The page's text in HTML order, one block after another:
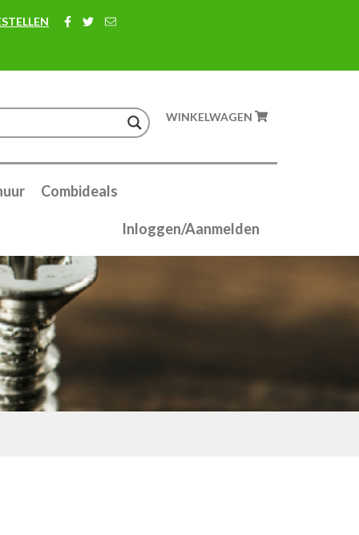
WINKELWAGEN
Combideals
Inloggen/Aanmelden